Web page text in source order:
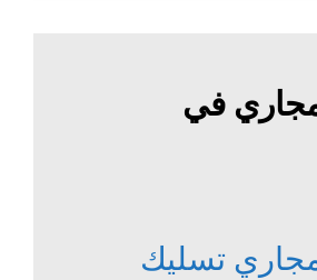
في
تسليك